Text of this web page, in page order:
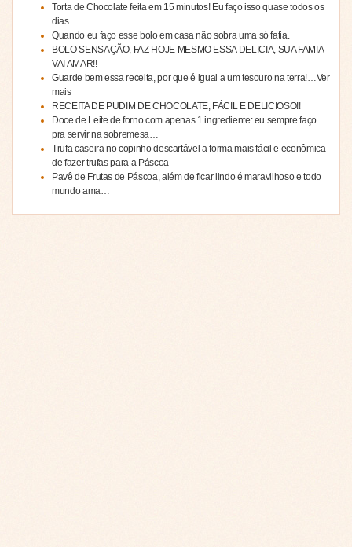
Torta de Chocolate feita em 15 minutos! Eu faço isso quase todos os
dias
Quando eu faço esse bolo em casa não sobra uma só fatia.
BOLO SENSAÇÃO, FAZ HOJE MESMO ESSA DELICIA, SUA FAMIA
VAI AMAR!!
Guarde bem essa receita, por que é igual a um tesouro na terra!…Ver
mais
RECEITA DE PUDIM DE CHOCOLATE, FÁCIL E DELICIOSO!!
Doce de Leite de forno com apenas 1 ingrediente: eu sempre faço
pra servir na sobremesa…
Trufa caseira no copinho descartável a forma mais fácil e econômica
de fazer trufas para a Páscoa
Pavê de Frutas de Páscoa, além de ficar lindo é maravilhoso e todo
mundo ama…